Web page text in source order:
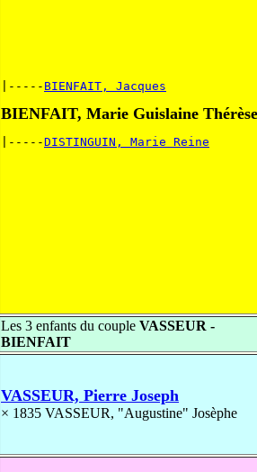
|----- BIENFAIT, Jacques
BIENFAIT, Marie Guislaine Thérèse
|-----DISTINGUIN, Marie Reine
Les 3 enfants du couple VASSEUR -
BIENFAIT
VASSEUR, Pierre Joseph
× 1835 VASSEUR, "Augustine" Josèphe